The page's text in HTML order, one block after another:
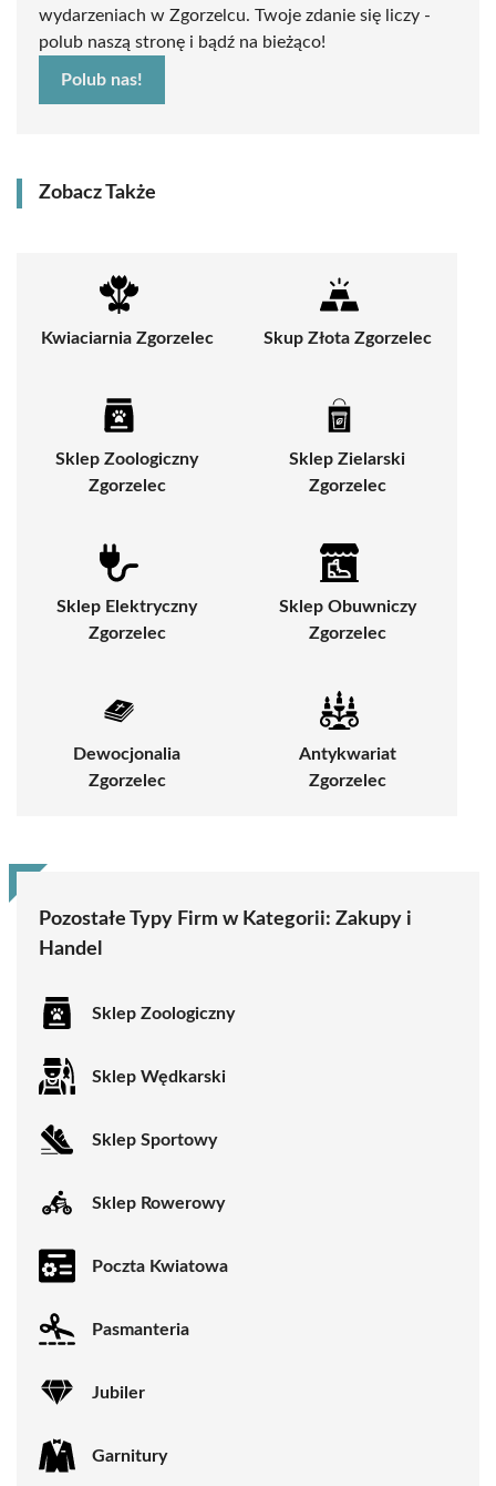
wydarzeniach w Zgorzelcu. Twoje zdanie się liczy -
polub naszą stronę i bądź na bieżąco!
Polub nas!
Zobacz Także
Kwiaciarnia Zgorzelec Skup Złota Zgorzelec
Sklep Zoologiczny
Zgorzelec
Sklep Zielarski
Zgorzelec
Sklep Elektryczny
Zgorzelec
Sklep Obuwniczy
Zgorzelec
Dewocjonalia
Zgorzelec
Antykwariat
Zgorzelec
Pozostałe Typy Firm w Kategorii: Zakupy i
Handel
Sklep Zoologiczny
Sklep Wędkarski
Sklep Sportowy
Sklep Rowerowy
Poczta Kwiatowa
Pasmanteria
Jubiler
Garnitury